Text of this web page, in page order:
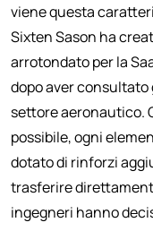
viene questa
Sixten Sason ha
arrotondato per la
dopo aver
settore aeronautico.
possibile, ogni
dotato di rinforzi
trasferire
ingegneri hanno